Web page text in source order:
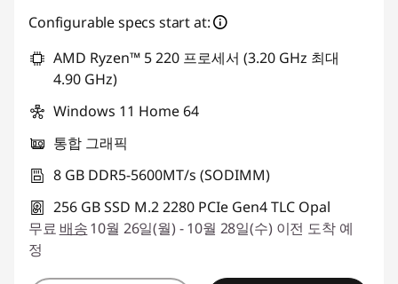
Configurable specs start at:
AMD Ryzen™ 5 220 프로세서 (3.20 GHz 최대
4.90 GHz)
Windows 11 Home 64
통합 그래픽
8 GB DDR5-5600MT/s (SODIMM)
256 GB SSD M.2 2280 PCIe Gen4 TLC Opal
무료 배송10월 26일(월) - 10월 28일(수) 이전 도착 예
정